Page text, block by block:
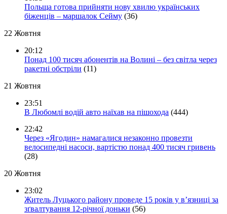
Польща готова прийняти нову хвилю українських
біженців – маршалок Сейму (36)
22 Жовтня
20:12
Понад 100 тисяч абонентів на Волині – без світла через
ракетні обстріли (11)
21 Жовтня
23:51
В Любомлі водій авто наїхав на пішохода (444)
22:42
Через «Ягодин» намагалися незаконно провезти
велосипедні насоси, вартістю понад 400 тисяч гривень
(28)
20 Жовтня
23:02
Житель Луцького району проведе 15 років у в’язниці за
зґвалтування 12-річної доньки (56)